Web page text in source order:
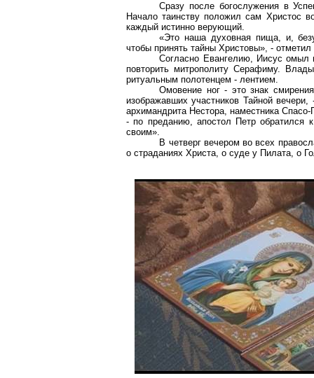
Сразу после богослужения в
Начало таинству положил сам Христос
каждый истинно верующий.
«Это наша духовная пища, и,
чтобы принять тайны Христовы», -
Согласно Евангелию, Иисус омыл
повторить митрополиту Серафиму.
ритуальным полотенцем - лентием.
Омовение ног - это знак
изображавших участников Тайной
архимандрита Нестора, наместника
- по преданию, апостол Петр обратился
своим».
В четверг вечером во всех
о страданиях Христа, о суде у Пилата, о